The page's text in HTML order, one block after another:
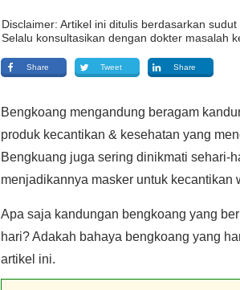
Disclaimer: Artikel ini ditulis berdasarkan
Selalu konsultasikan dengan dokter masalah
Share Tweet Share
Bengkoang mengandung beragam
produk kecantikan & kesehatan yang
Bengkuang juga sering dinikmati sehari-
menjadikannya masker untuk kecantikan
Apa saja kandungan bengkoang yang
hari? Adakah bahaya bengkoang yang
artikel ini.